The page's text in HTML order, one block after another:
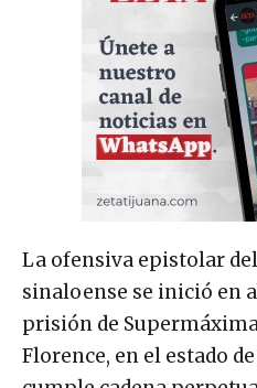
La ofensiva epistolar
sinaloense se inició en
prisión de
Florence, en el estado